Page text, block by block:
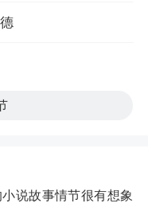
说故事情节很有想象